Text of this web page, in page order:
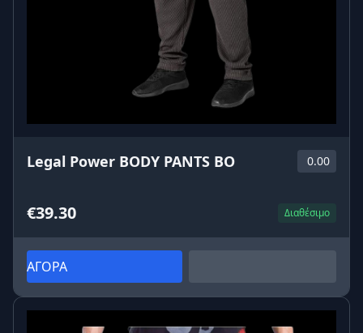
Legal Power BODY PANTS BO 0.00
€39.30 Διαθέσιμο
ΑΓΟΡΑ